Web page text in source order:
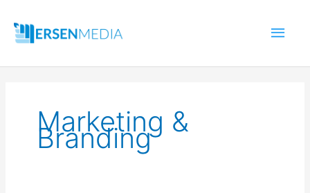
content
Main
Marketing &
Branding